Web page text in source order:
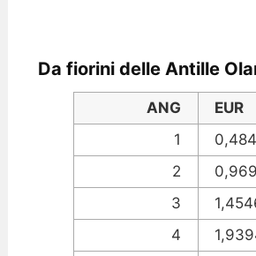
Da fiorini delle Antille
ANG
EUR
1
2
3
4